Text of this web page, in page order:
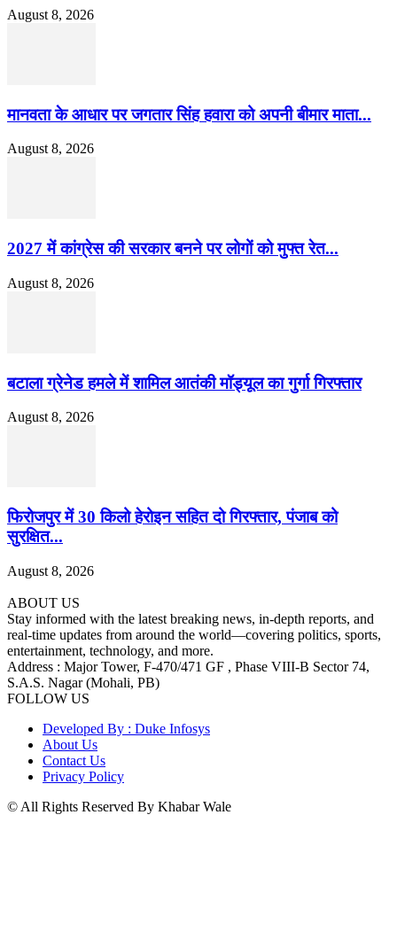
August 8, 2026
मानवता के आधार पर जगतार सिंह हवारा को अपनी बीमार माता...
August 8, 2026
2027 में कांग्रेस की सरकार बनने पर लोगों को मुफ्त रेत...
August 8, 2026
बटाला ग्रेनेड हमले में शामिल आतंकी मॉड्यूल का गुर्गा गिरफ्तार
August 8, 2026
फिरोजपुर में 30 किलो हेरोइन सहित दो गिरफ्तार, पंजाब को
सुरक्षित...
August 8, 2026
ABOUT US
Stay informed with the latest breaking news, in-depth reports, and
real-time updates from around the world—covering politics, sports,
entertainment, technology, and more.
Address : Major Tower, F-470/471 GF , Phase VIII-B Sector 74,
S.A.S. Nagar (Mohali, PB)
FOLLOW US
Developed By : Duke Infosys
About Us
Contact Us
Privacy Policy
© All Rights Reserved By Khabar Wale